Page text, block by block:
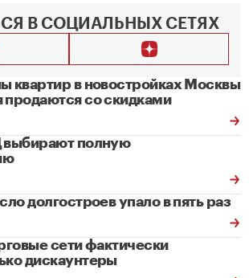
В СОЦИАЛЬНЫХ СЕТЯХ
квартир в новостройках Москвы
продаются со скидками
выбирают полную
долгостроев упало в пять раз
сети фактически
дискаунтеры